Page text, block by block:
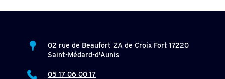
02 rue de Beaufort ZA de Croix Fort 17220
Saint-Médard-d'Aunis
05 17 06 00 17